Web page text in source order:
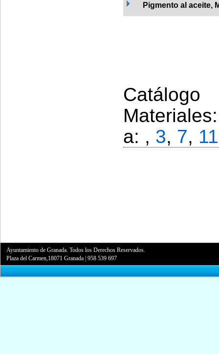
Pigmento al aceite,
a: , 3, 7, 11
Ayuntamiento de Granada. Todos los Derechos Reservados.
Plaza del Carmen,18071 Granada |958 539 697